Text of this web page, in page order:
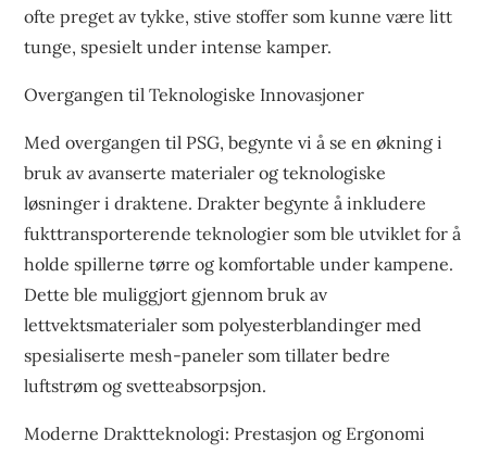
ofte preget av tykke, stive stoffer som kunne være litt
tunge, spesielt under intense kamper.
Overgangen til Teknologiske Innovasjoner
Med overgangen til PSG, begynte vi å se en økning i
bruk av avanserte materialer og teknologiske
løsninger i draktene. Drakter begynte å inkludere
fukttransporterende teknologier som ble utviklet for å
holde spillerne tørre og komfortable under kampene.
Dette ble muliggjort gjennom bruk av
lettvektsmaterialer som polyesterblandinger med
spesialiserte mesh-paneler som tillater bedre
luftstrøm og svetteabsorpsjon.
Moderne Draktteknologi: Prestasjon og Ergonomi